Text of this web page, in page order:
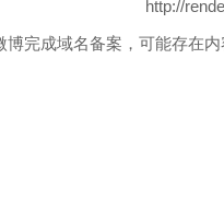
博完成域名备案，可能存在